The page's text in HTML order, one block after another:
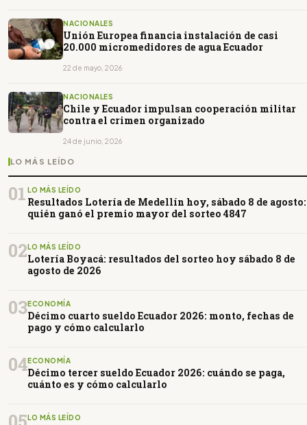
NACIONALES
Unión Europea financia instalación de casi
20.000 micromedidores de agua Ecuador
22 de mayo, 2026
NACIONALES
Chile y Ecuador impulsan cooperación militar
contra el crimen organizado
24 de junio, 2026
LO MÁS LEÍDO
01 LO MÁS LEÍDO
Resultados Lotería de Medellín hoy, sábado 8 de agosto:
quién ganó el premio mayor del sorteo 4847
02LO MÁS LEÍDO
Lotería Boyacá: resultados del sorteo hoy sábado 8 de
agosto de 2026
03ECONOMÍA
Décimo cuarto sueldo Ecuador 2026: monto, fechas de
pago y cómo calcularlo
04ECONOMÍA
Décimo tercer sueldo Ecuador 2026: cuándo se paga,
cuánto es y cómo calcularlo
LO MÁS LEÍDO